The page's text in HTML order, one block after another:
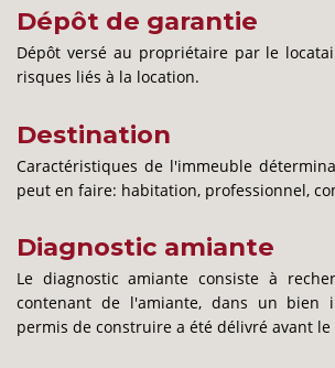
Dépôt de garantie
Dépôt versé au propriétaire par le
risques liés à la location.
Destination
Caractéristiques de l'immeuble
peut en faire: habitation, professionnel,
Diagnostic amiante
Le diagnostic amiante consiste à
contenant de l'amiante, dans un bien
permis de construire a été délivré avant